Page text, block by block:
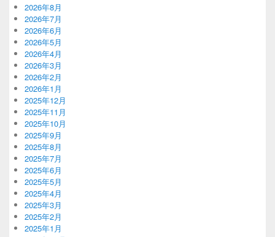
2026年8月
2026年7月
2026年6月
2026年5月
2026年4月
2026年3月
2026年2月
2026年1月
2025年12月
2025年11月
2025年10月
2025年9月
2025年8月
2025年7月
2025年6月
2025年5月
2025年4月
2025年3月
2025年2月
2025年1月